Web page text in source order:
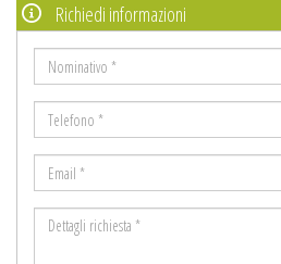
Richiedi informazioni
Nominativo
*
Telefono
*
Email
*
Dettagli